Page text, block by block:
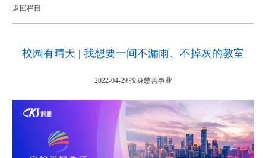
返回栏目
校园有晴天 | 我想要一间不漏雨、不掉灰的教室
2022-04-29 投身慈善事业